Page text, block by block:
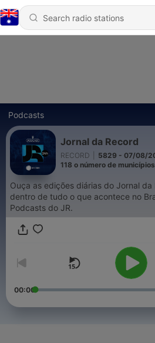
Podcasts
Jornal da Record
RECORD
5829 - 07/08/
118 o número de
Ouça as edições diárias do Jornal
dentro de tudo o que acontece no
Podcasts do JR.
00:00